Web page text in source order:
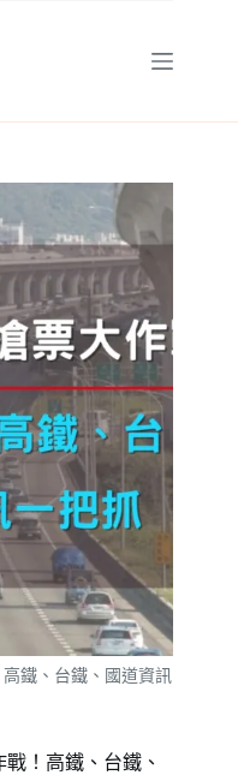
鐵、台鐵、國道資訊
！高鐵、台鐵、